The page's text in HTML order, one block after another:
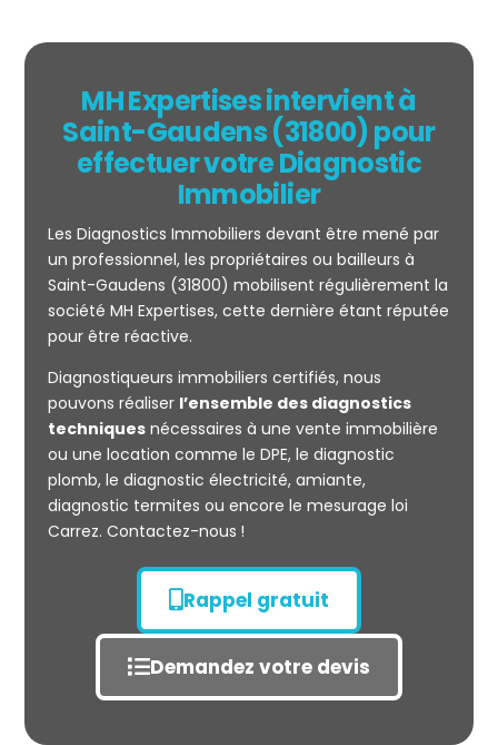
Mesurage
CARREZ
MH Expertises intervient à
Saint-Gaudens (31800) pour
effectuer votre Diagnostic
Immobilier
Les Diagnostics Immobiliers devant être mené par
un professionnel, les propriétaires ou bailleurs à
Saint-Gaudens (31800) mobilisent régulièrement la
société MH Expertises, cette dernière étant réputée
pour être réactive.
Diagnostiqueurs immobiliers certifiés, nous
pouvons réaliser l’ensemble des diagnostics
techniquesnécessaires à une vente immobilière
ou une location comme le DPE, le diagnostic
plomb, le diagnostic électricité, amiante,
diagnostic termites ou encore le mesurage loi
Carrez. Contactez-nous !
Rappel gratuit
Demandez votre devis